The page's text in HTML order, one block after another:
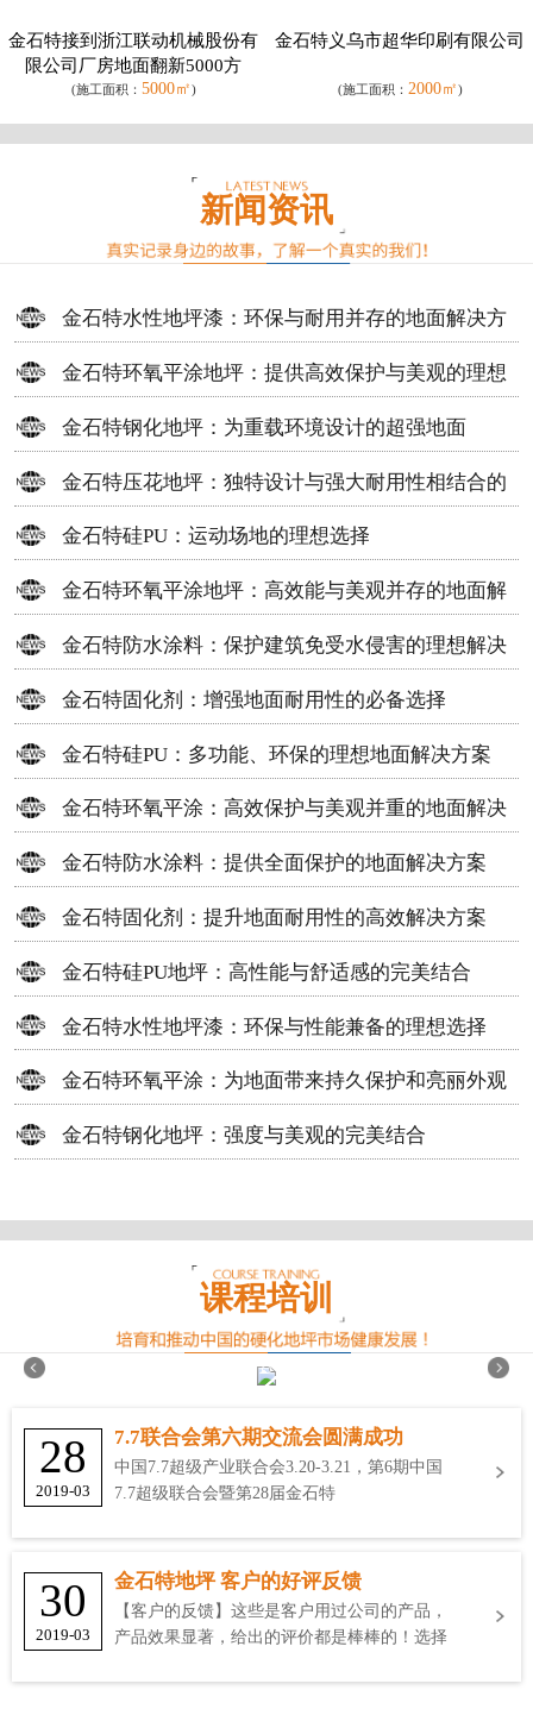
金石特接到浙江联动机械股份有
限公司厂房地面翻新5000方
(施工面积： 5000㎡)
金石特义乌市超华印刷有限公司
(施工面积： 2000㎡)
新闻资讯
金石特水性地坪漆：环保与耐用并存的地面解决方
案
金石特环氧平涂地坪：提供高效保护与美观的理想
选择
金石特钢化地坪：为重载环境设计的超强地面
金石特压花地坪：独特设计与强大耐用性相结合的
地面材料
金石特硅PU：运动场地的理想选择
金石特环氧平涂地坪：高效能与美观并存的地面解
决方案
金石特防水涂料：保护建筑免受水侵害的理想解决
方案
金石特固化剂：增强地面耐用性的必备选择
金石特硅PU：多功能、环保的理想地面解决方案
金石特环氧平涂：高效保护与美观并重的地面解决
方案
金石特防水涂料：提供全面保护的地面解决方案
金石特固化剂：提升地面耐用性的高效解决方案
金石特硅PU地坪：高性能与舒适感的完美结合
金石特水性地坪漆：环保与性能兼备的理想选择
金石特环氧平涂：为地面带来持久保护和亮丽外观
金石特钢化地坪：强度与美观的完美结合
课程培训
28
2019-03
7.7联合会第六期交流会圆满成功
中国7.7超级产业联合会3.20-3.21，第6期中国
7.7超级联合会暨第28届金石特
30
2019-03
金石特地坪 客户的好评反馈
【客户的反馈】这些是客户用过公司的产品，
产品效果显著，给出的评价都是棒棒的！选择